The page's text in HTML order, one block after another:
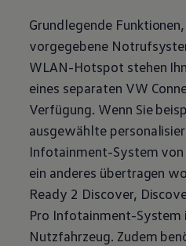
Grundlegende
vorgegebene
WLAN-Hotspot stehen
eines separaten VW
Verfügung. Wenn Sie
ausgewählte
Infotainment-System von
ein anderes übertragen
Ready 2 Discover,
Pro Infotainment-System
Nutzfahrzeug. Zudem